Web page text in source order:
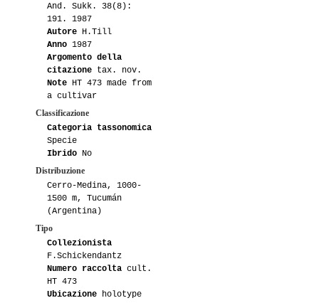
And. Sukk. 38(8):
191. 1987
Autore H.Till
Anno 1987
Argomento della
citazione tax. nov.
Note HT 473 made from
a cultivar
Classificazione
Categoria tassonomica
Specie
Ibrido No
Distribuzione
Cerro-Medina, 1000-
1500 m, Tucumán
(Argentina)
Tipo
Collezionista
F.Schickendantz
Numero raccolta cult.
HT 473
Ubicazione holotype